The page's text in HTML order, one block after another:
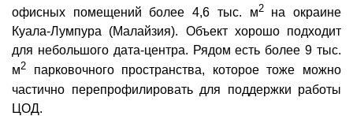
офисных помещений более 4,6 тыс. м2на окраине
Куала-Лумпура (Малайзия). Объект хорошо подходит
для небольшого дата-центра. Рядом есть более 9 тыс.
м2 парковочного пространства, которое тоже можно
частично перепрофилировать для поддержки работы
ЦОД.